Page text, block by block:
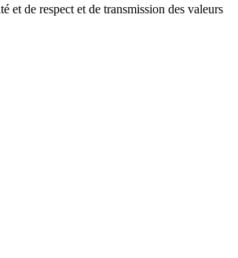
et de respect et de transmission des valeurs